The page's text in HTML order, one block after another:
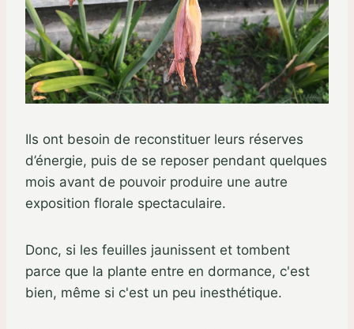
Ils ont besoin de reconstituer leurs réserves
d’énergie, puis de se reposer pendant quelques
mois avant de pouvoir produire une autre
exposition florale spectaculaire.
Donc, si les feuilles jaunissent et tombent
parce que la plante entre en dormance, c'est
bien, même si c'est un peu inesthétique.